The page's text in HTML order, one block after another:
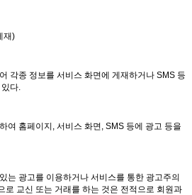
재)
각종 정보를 서비스 화면에 게재하거나 SMS 등
다.
여 홈페이지, 서비스 화면, SMS 등에 광고 등을
는 광고를 이용하거나 서비스를 통한 광고주의
로 교신 또는 거래를 하는 것은 전적으로 회원과